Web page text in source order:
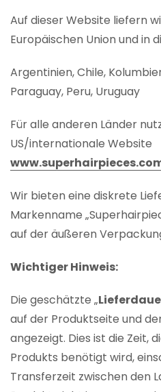
Auf dieser Website liefern
Europäischen Union und in
Argentinien, Chile,
Paraguay, Peru, Uruguay
Für alle anderen Länder
US/internationale Website
Wir bieten eine diskrete
Markenname
auf der äußeren
Wichtiger Hinweis:
Die geschätzte „
auf der Produktseite und
angezeigt. Dies ist die Zeit,
Produkts benötigt wird,
Transferzeit zwischen den